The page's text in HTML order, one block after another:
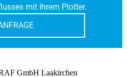
mit Ihrem Plotter.
GmbH Laakirchen